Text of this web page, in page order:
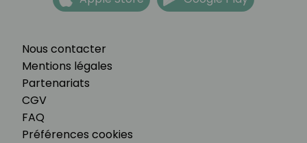
Nous contacter
Mentions légales
Partenariats
CGV
FAQ
Préférences cookies